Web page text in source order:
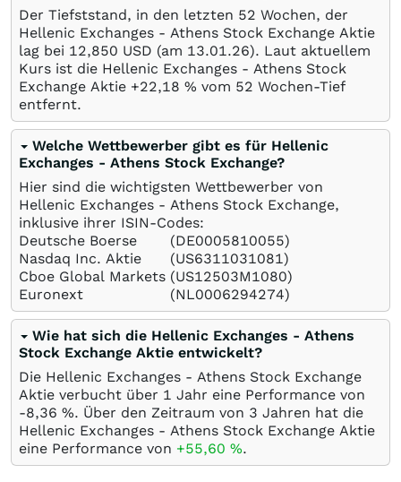
Der Tiefststand, in den letzten 52 Wochen, der
Hellenic Exchanges - Athens Stock Exchange Aktie
lag bei 12,850 USD (am 13.01.26). Laut aktuellem
Kurs ist die Hellenic Exchanges - Athens Stock
Exchange Aktie +22,18 % vom 52 Wochen-Tief
entfernt.
Welche Wettbewerber gibt es für Hellenic
Exchanges - Athens Stock Exchange?
Hier sind die wichtigsten Wettbewerber von
Hellenic Exchanges - Athens Stock Exchange,
inklusive ihrer ISIN-Codes:
Deutsche Boerse
(DE0005810055)
Nasdaq Inc. Aktie
(US6311031081)
Cboe Global Markets (US12503M1080)
Euronext
(NL0006294274)
Wie hat sich die Hellenic Exchanges - Athens
Stock Exchange Aktie entwickelt?
Die Hellenic Exchanges - Athens Stock Exchange
Aktie verbucht über 1 Jahr eine Performance von
-8,36 %. Über den Zeitraum von 3 Jahren hat die
Hellenic Exchanges - Athens Stock Exchange Aktie
eine Performance von +55,60 %.